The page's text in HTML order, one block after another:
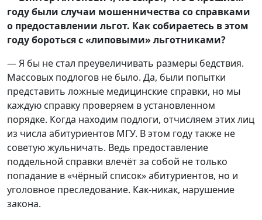
году были случаи мошенничества со справками
о предоставлении льгот. Как собираетесь в этом
году бороться с «липовыми» льготниками?
— Я бы не стал преувеличивать размеры бедствия.
Массовых подлогов не было. Да, были попытки
представить ложные медицинские справки, но мы
каждую справку проверяем в установленном
порядке. Когда находим подлоги, отчисляем этих лиц
из числа абитуриентов МГУ. В этом году также не
советую жульничать. Ведь предоставление
поддельной справки влечёт за собой не только
попадание в «чёрный список» абитуриентов, но и
уголовное преследование. Как-никак, нарушение
закона.